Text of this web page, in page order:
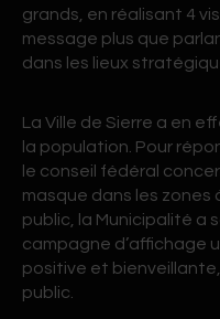
grands, en réalisant 4
message plus que
dans les lieux
La Ville de Sierre a en
la population. Pour
le conseil fédéral
masque dans les zones
public, la Municipalité a
campagne d’affichage
positive et
public.